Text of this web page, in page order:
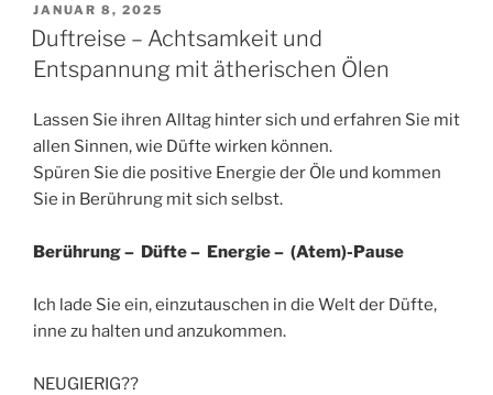
VERÖFFENTLICHT
AM
JANUAR 8, 2025
Duftreise – Achtsamkeit und
Entspannung mit ätherischen Ölen
Lassen Sie ihren Alltag hinter sich und erfahren Sie mit
allen Sinnen, wie Düfte wirken können.
Spüren Sie die positive Energie der Öle und kommen
Sie in Berührung mit sich selbst.
Berührung – Düfte – Energie – (Atem)-Pause
Ich lade Sie ein, einzutauschen in die Welt der Düfte,
inne zu halten und anzukommen.
NEUGIERIG??